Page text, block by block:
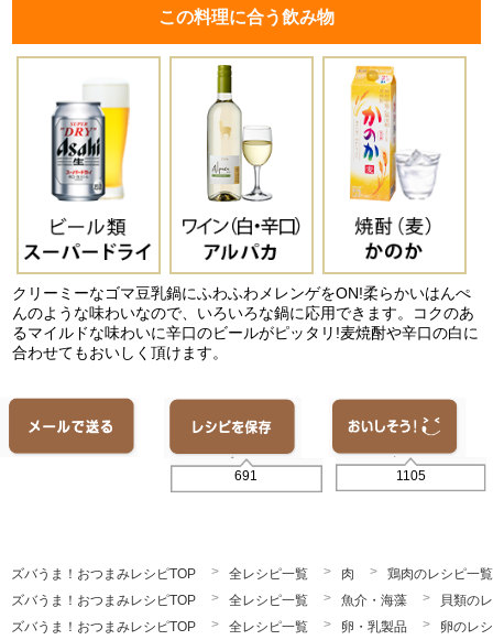
この料理に合う飲み物
クリーミーなゴマ豆乳鍋にふわふわメレンゲをON!柔らかいはんぺ
んのような味わいなので、いろいろな鍋に応用できます。コクのあ
るマイルドな味わいに辛口のビールがピッタリ!麦焼酎や辛口の白に
合わせてもおいしく頂けます。
691 1105
ズバうま！おつまみレシピTOP 全レシピ一覧 肉
鶏肉のレシピ一覧
ズバうま！おつまみレシピTOP
全レシピ一覧 魚介・海藻
貝類の
ズバうま！おつまみレシピTOP
全レシピ一覧 卵・乳製品
卵のレ